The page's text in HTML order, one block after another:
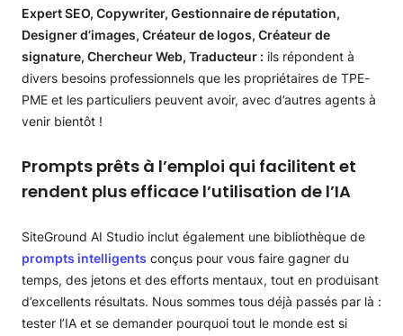
Expert SEO, Copywriter, Gestionnaire de réputation,
Designer d’images, Créateur de logos, Créateur de
signature, Chercheur Web, Traducteur : ils répondent à
divers besoins professionnels que les propriétaires de TPE-
PME et les particuliers peuvent avoir, avec d’autres agents à
venir bientôt !
Prompts prêts à l’emploi qui facilitent et
rendent plus efficace l’utilisation de l’IA
SiteGround AI Studio inclut également une bibliothèque de
prompts intelligents conçus pour vous faire gagner du
temps, des jetons et des efforts mentaux, tout en produisant
d’excellents résultats. Nous sommes tous déjà passés par là :
tester l’IA et se demander pourquoi tout le monde est si